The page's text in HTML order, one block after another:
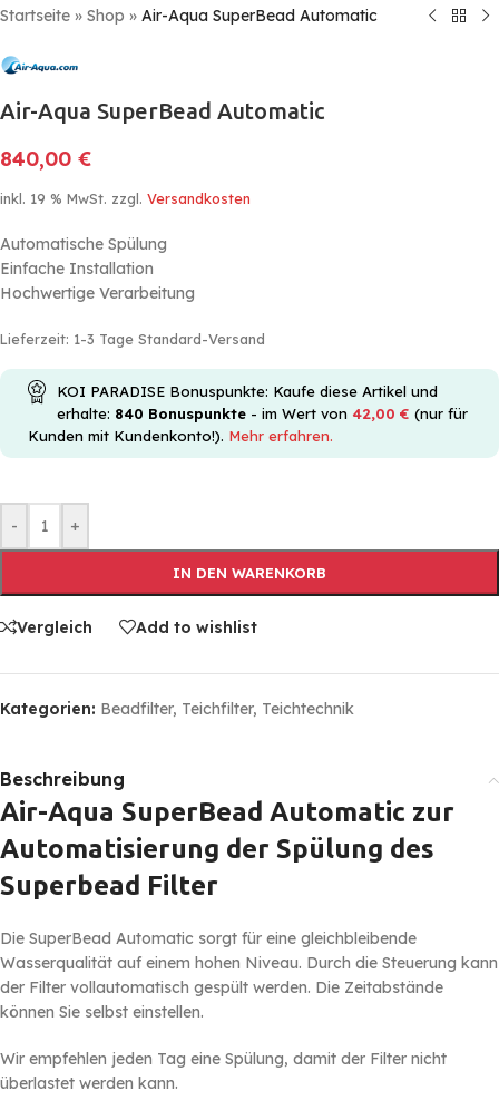
Startseite » Shop » Air-Aqua SuperBead Automatic
Air-Aqua SuperBead Automatic
840,00 €
inkl. 19 % MwSt. zzgl. Versandkosten
Automatische Spülung
Einfache Installation
Hochwertige Verarbeitung
Lieferzeit: 1-3 Tage Standard-Versand
KOI PARADISE Bonuspunkte: Kaufe diese Artikel und
erhalte: 840 Bonuspunkte - im Wert von 42,00 € (nur für
Kunden mit Kundenkonto!). Mehr erfahren.
- +
IN DEN WARENKORB
Vergleich Add to wishlist
Kategorien: Beadfilter, Teichfilter, Teichtechnik
Beschreibung
Air-Aqua SuperBead Automatic zur
Automatisierung der Spülung des
Superbead Filter
Die SuperBead Automatic sorgt für eine gleichbleibende
Wasserqualität auf einem hohen Niveau. Durch die Steuerung kann
der Filter vollautomatisch gespült werden. Die Zeitabstände
können Sie selbst einstellen.
Wir empfehlen jeden Tag eine Spülung, damit der Filter nicht
überlastet werden kann.